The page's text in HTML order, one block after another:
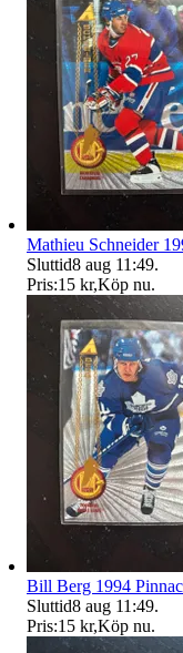
Mathieu Schneider
Sluttid8 aug 11:49.
Pris:15 kr,Köp nu.
Bill Berg 1994
Sluttid8 aug 11:49.
Pris:15 kr,Köp nu.